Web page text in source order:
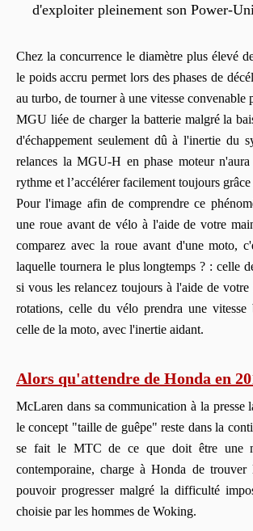
d'exploiter pleinement son Power-U
Chez la concurrence le diamètre plus élevé
le poids accru permet lors des phases de
au turbo, de tourner à une vitesse convenable
MGU liée de charger la batterie malgré la
d'échappement seulement dû à l'inertie du
relances laMGU-H en phase moteur
rythme et l’accélérer facilement toujours
Pour l'image afin de comprendre ce
une roue avant de vélo à l'aide de votre
comparez avec la roue avant d'une moto,
laquelle tournera le plus longtemps ? : celle
si vous les relancez toujours à l'aide de
rotations, celle du vélo prendra une vitesse
celle de la moto, avec l'inertie aidant.
Alors qu'attendre de Honda en
McLaren dans sa communication à la presse
le concept "taille de guêpe" reste dans la
se fait le MTC dece que doit être une
contemporaine, charge à Honda de trouver
pouvoir progresser malgré la difficulté
choisie par les hommes de Woking.